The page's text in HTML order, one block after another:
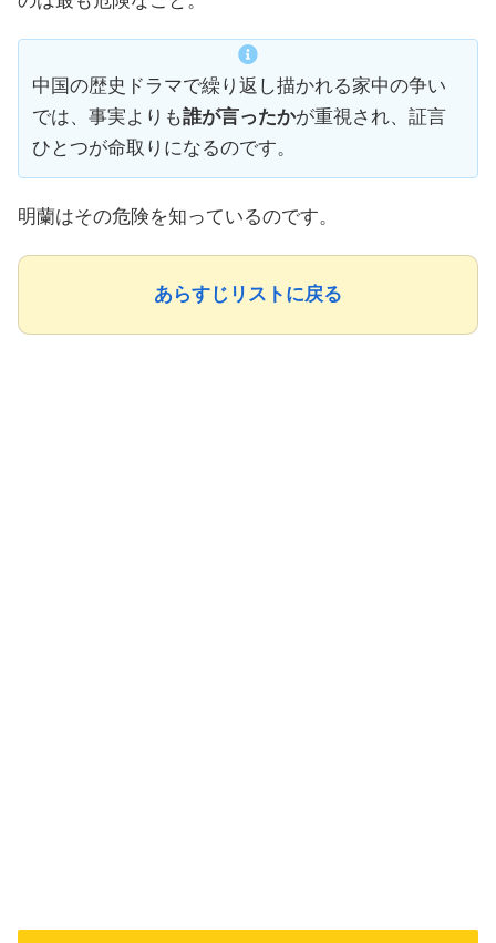
中国の歴史ドラマで繰り返し描かれる家中の争い
では、事実よりも誰が言ったかが重視され、証言
ひとつが命取りになるのです。
明蘭はその危険を知っているのです。
あらすじリストに戻る